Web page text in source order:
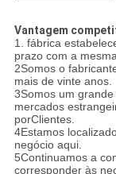
Vantagem
1. fábrica
prazo com a
2Somos o
mais de vinte anos.
3Somos um
mercados
porClientes.
4Estamos
negócio aqui.
5Continuamos a
corresponder às